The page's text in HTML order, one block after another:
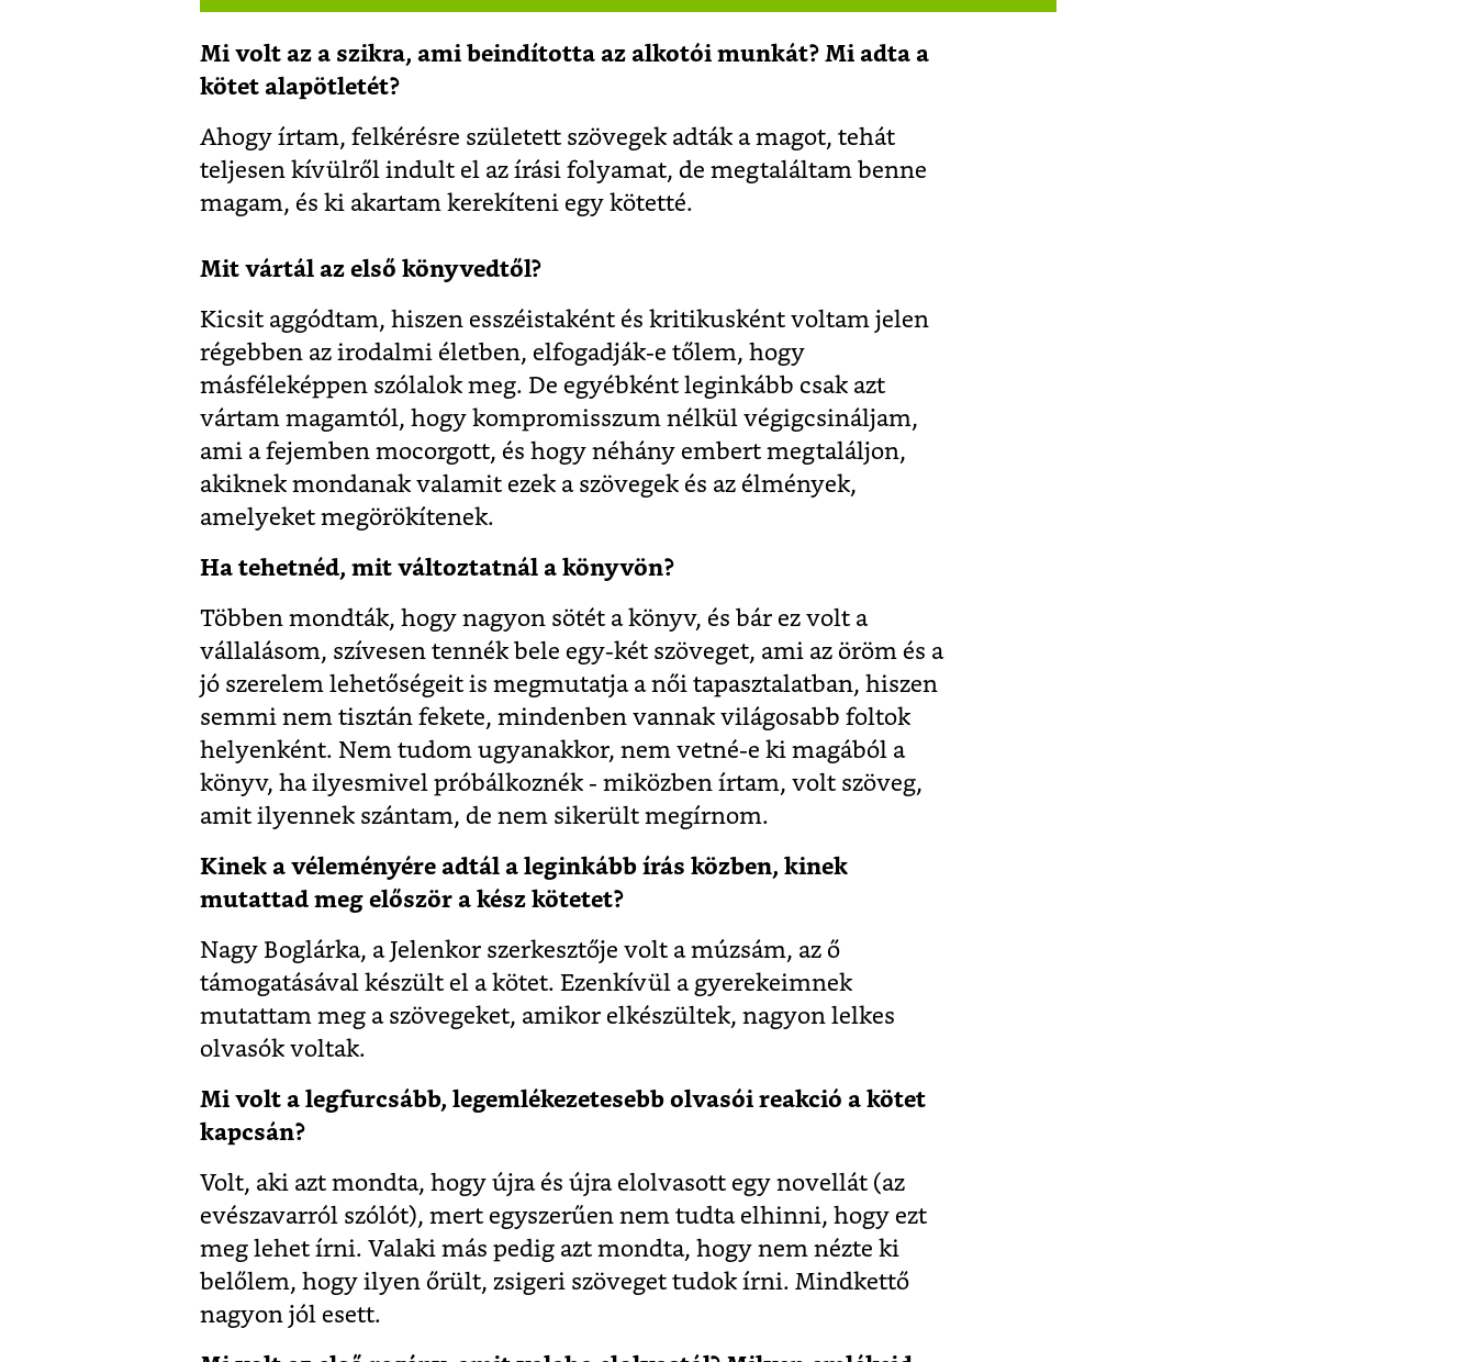
Mi volt az a szikra, ami beindította az alkotói munkát? Mi adta a
kötet alapötletét?
Ahogy írtam, felkérésre született szövegek adták a magot, tehát
teljesen kívülről indult el az írási folyamat, de megtaláltam benne
magam, és ki akartam kerekíteni egy kötetté.
Mit vártál az első könyvedtől?
Kicsit aggódtam, hiszen esszéistaként és kritikusként voltam jelen
régebben az irodalmi életben, elfogadják-e tőlem, hogy
másféleképpen szólalok meg. De egyébként leginkább csak azt
vártam magamtól, hogy kompromisszum nélkül végigcsináljam,
ami a fejemben mocorgott, és hogy néhány embert megtaláljon,
akiknek mondanak valamit ezek a szövegek és az élmények,
amelyeket megörökítenek.
Ha tehetnéd, mit változtatnál a könyvön?
Többen mondták, hogy nagyon sötét a könyv, és bár ez volt a
vállalásom, szívesen tennék bele egy-két szöveget, ami az öröm és a
jó szerelem lehetőségeit is megmutatja a női tapasztalatban, hiszen
semmi nem tisztán fekete, mindenben vannak világosabb foltok
helyenként. Nem tudom ugyanakkor, nem vetné-e ki magából a
könyv, ha ilyesmivel próbálkoznék - miközben írtam, volt szöveg,
amit ilyennek szántam, de nem sikerült megírnom.
Kinek a véleményére adtál a leginkább írás közben, kinek
mutattad meg először a kész kötetet?
Nagy Boglárka, a Jelenkor szerkesztője volt a múzsám, az ő
támogatásával készült el a kötet. Ezenkívül a gyerekeimnek
mutattam meg a szövegeket, amikor elkészültek, nagyon lelkes
olvasók voltak.
Mi volt a legfurcsább, legemlékezetesebb olvasói reakció a kötet
kapcsán?
Volt, aki azt mondta, hogy újra és újra elolvasott egy novellát (az
evészavarról szólót), mert egyszerűen nem tudta elhinni, hogy ezt
meg lehet írni. Valaki más pedig azt mondta, hogy nem nézte ki
belőlem, hogy ilyen őrült, zsigeri szöveget tudok írni. Mindkettő
nagyon jól esett.